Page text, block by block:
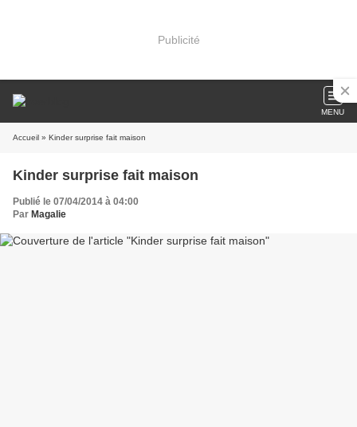
Publicité
MENU
Accueil » Kinder surprise fait maison
Kinder surprise fait maison
Publié le 07/04/2014 à 04:00
Par Magalie